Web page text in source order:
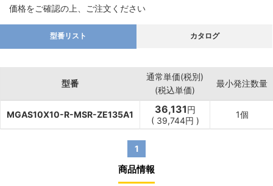
価格をご確認の上、ご注文ください
型番リスト カタログ
型番
通常単価(税別)
(税込単価)
最小発注数量
MGAS10X10-R-MSR-ZE135A1 36,131円
( 39,744円 )
1個
1
商品情報